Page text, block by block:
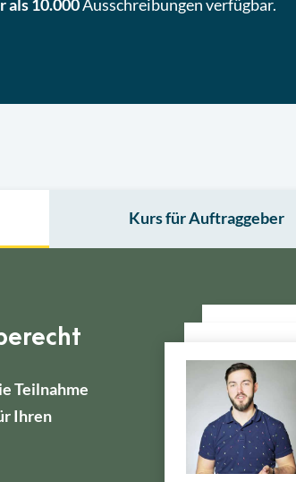
als 10.000Ausschreibungen verfügbar.
Kurs für Auftraggeber
Teilnahme
Ihren